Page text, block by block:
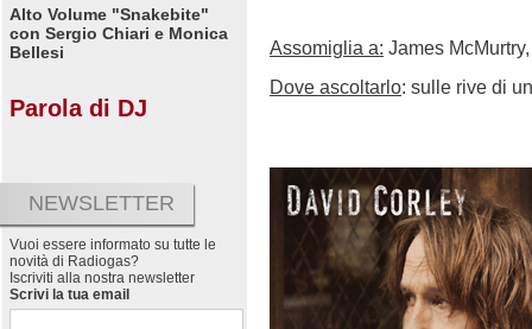
Alto Volume "Snakebite"
con Sergio Chiari e Monica
Bellesi
Parola di DJ
NEWSLETTER
Vuoi essere informato su tutte le
novità di Radiogas?
Iscriviti alla nostra newsletter
Scrivi la tua email
Assomiglia a: James
Dove ascoltarlo: sulle rive di